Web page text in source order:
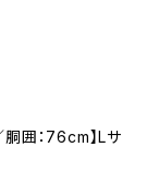
囲：76cm】Lサ